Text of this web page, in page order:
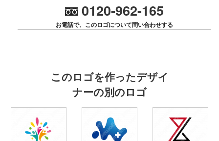
0120-962-165
お電話で、このロゴについて問い合わせする
このロゴを作ったデザイ
ナーの別のロゴ